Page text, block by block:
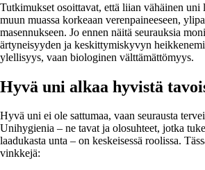
Tutkimukset osoittavat, että liian vähäinen uni
muun muassa korkeaan verenpaineeseen,
masennukseen. Jo ennen näitä seurauksia
ärtyneisyyden ja keskittymiskyvyn
ylellisyys, vaan biologinen välttämättömyys.
Hyvä uni alkaa hyvistä
Hyvä uni ei ole sattumaa, vaan seurausta
Unihygienia – ne tavat ja olosuhteet, jotka
laadukasta unta – on keskeisessä roolissa.
vinkkejä: